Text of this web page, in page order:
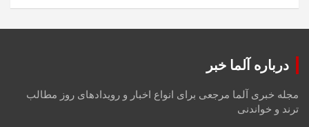
درباره آلما خبر
مجله خبری آلما مرجعی برای انواع اخبار و رویدادهای روز مطالب
ترند و خواندنی